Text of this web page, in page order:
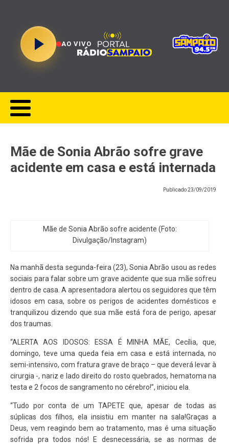
AO VIVO
Mãe de Sonia Abrão sofre grave
acidente em casa e está internada
Publicado23/09/2019
Mãe de Sonia Abrão sofre acidente (Foto:
Divulgação/Instagram)
Na manhã desta segunda-feira (23), Sonia Abrão usou as redes
sociais para falar sobre um grave acidente que sua mãe sofreu
dentro de casa. A apresentadora alertou os seguidores que têm
idosos em casa, sobre os perigos de acidentes domésticos e
tranquilizou dizendo que sua mãe está fora de perigo, apesar
dos traumas.
“ALERTA AOS IDOSOS: ESSA É MINHA MÃE, Cecília, que,
domingo, teve uma queda feia em casa e está internada, no
semi-intensivo, com fratura grave de braço – que deverá levar à
cirurgia -, nariz e lado direito do rosto quebrados, hematoma na
testa e 2 focos de sangramento no cérebro!”, iniciou ela.
“Tudo por conta de um TAPETE que, apesar de todas as
súplicas dos filhos, ela insistiu em manter na sala!Graças a
Deus, vem reagindo bem ao tratamento, mas é uma situação
sofrida pra todos nós! E desnecessária, se as normas de